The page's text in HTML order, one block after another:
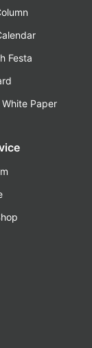
Festa
White Paper